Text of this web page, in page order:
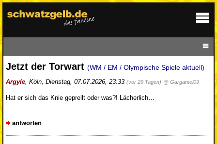
Jetzt der Torwart (WM / EM / Olympische Spiele aktuell)
Argyle, Köln, Dienstag, 07.07.2026, 23:33 (vor 29 Tagen) @ Gargamel09
Hat er sich das Knie geprellt oder was?! Lächerlich…
antworten